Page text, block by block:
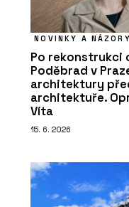
NOVINKY A NÁZORY
Po rekonstrukci
Poděbrad v
architektury
architektuře.
Víta
15. 6. 2026